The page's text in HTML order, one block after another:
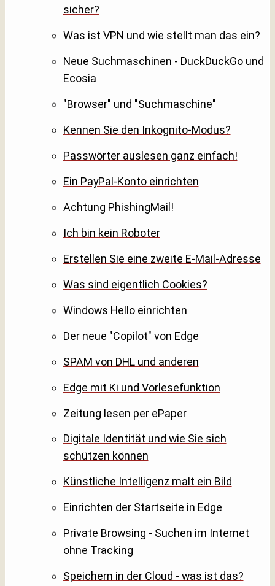
sicher?
Was ist VPN und wie stellt man das ein?
Neue Suchmaschinen - DuckDuckGo und
Ecosia
"Browser" und "Suchmaschine"
Kennen Sie den Inkognito-Modus?
Passwörter auslesen ganz einfach!
Ein PayPal-Konto einrichten
Achtung PhishingMail!
Ich bin kein Roboter
Erstellen Sie eine zweite E-Mail-Adresse
Was sind eigentlich Cookies?
Windows Hello einrichten
Der neue "Copilot" von Edge
SPAM von DHL und anderen
Edge mit Ki und Vorlesefunktion
Zeitung lesen per ePaper
Digitale Identität und wie Sie sich
schützen können
Künstliche Intelligenz malt ein Bild
Einrichten der Startseite in Edge
Private Browsing - Suchen im Internet
ohne Tracking
Speichern in der Cloud - was ist das?